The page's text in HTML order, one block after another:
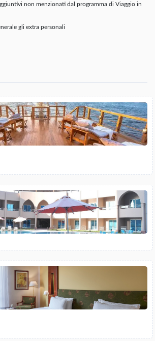
non menzionati dal programma di Viaggio in
gli extra personali